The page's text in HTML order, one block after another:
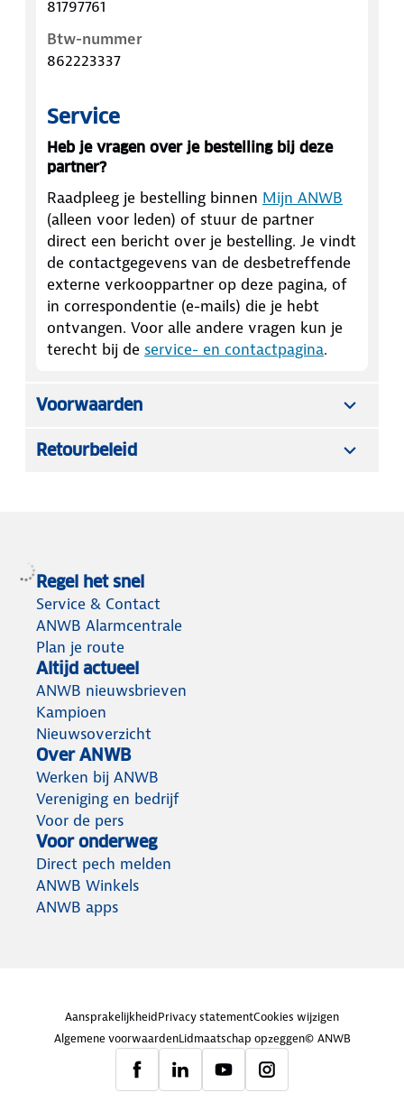
81797761
Btw-nummer
862223337
Service
Heb je vragen over je bestelling bij deze
partner?
Raadpleeg je bestelling binnen Mijn ANWB
(alleen voor leden) of stuur de partner
direct een bericht over je bestelling. Je vindt
de contactgegevens van de desbetreffende
externe verkooppartner op deze pagina, of
in correspondentie (e-mails) die je hebt
ontvangen. Voor alle andere vragen kun je
terecht bij de service- en contactpagina.
Voorwaarden
Retourbeleid
Regel het snel
Service & Contact
ANWB Alarmcentrale
Plan je route
Altijd actueel
ANWB nieuwsbrieven
Kampioen
Nieuwsoverzicht
Over ANWB
Werken bij ANWB
Vereniging en bedrijf
Voor de pers
Voor onderweg
Direct pech melden
ANWB Winkels
ANWB apps
AansprakelijkheidPrivacy statementCookies wijzigen
Algemene voorwaardenLidmaatschap opzeggen© ANWB